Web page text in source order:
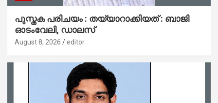
പുസ്തക പരിചയം : തയ്യാറാക്കിയത് : ബാജി
ഓടംവേലി, ഡാലസ്
August 8, 2026 editor